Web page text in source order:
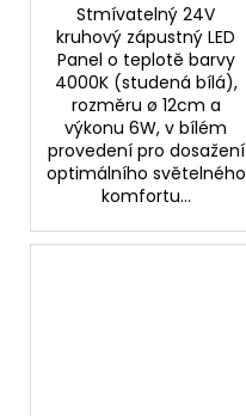
Stmívatelný 24V
kruhový zápustný LED
Panel o teplotě barvy
4000K (studená bílá),
rozměru ø 12cm a
výkonu 6W, v bílém
provedení pro dosažení
optimálního světelného
komfortu...